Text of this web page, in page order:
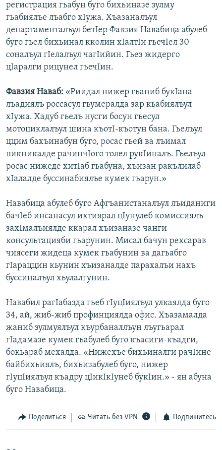
регистрация гьабун буго бихьиназе зулму
гьабиялъе лъабго хIужа. Хъазаналъул
департаменталъул бетIер Фавзия Навабица абулеб
буго гьел бихьинал кколин хIалтIи гьечIел 30
соналъул гIелалъул чагIийин. Гьез жидерго
цIаралги рицунел гьечIин.
Фавзия Наваб: «Риидал нижер гьаниб букIана
лъадиялъ россасул гьумералда зар кьабиялъул
хIужа. Хадуб гьелъ нусги босун гьесул
мотоциклалъул шина къотI-къотун бана. Гьелъул
ццим бахъинабун буго, росас гьей ва лъимал
пикникалде рачинчIого толел рукIиналъ. Гьелъул
росас нижеде хитIаб гьабуна, хъизан ракълилаб
хIалалде буссинабиялъе кумек гьарун.»
Навабица абулеб буго Афгъанистаналъул лъиданиги
бачIеб инсанасул ихтиярал цIунулеб комиссиялъ
захIмалъиялде ккарал хъизаназе чанги
консультацияби гьарунин. Мисал бачун рехсарав
чиясеги жидеца кумек гьабунин ва дагьабго
гIараццин кьунин хъизаналде парахалъи нахъ
буссиналъул хьулалгунин.
Навабил рагIабазда гьеб гIуцIиялъул улкаялда буго
34, ай, жиб-жиб профинциялда офис. Хъазамалда
жаниб зулмуялъул къурбаналлъун лъугьарал
гIадамазе кумек гьабулеб буго къасиги-къадги,
бокьараб мехалда. «Нижехъе бихьиналги рачIине
байбихьиялъ, бихьизабулеб буго, нижер
гIуцIиялъул къадру цIикIкIунеб букIин.» - ян абуна
буго Навабица.
Поделиться Читать без VPN Подпишитесь